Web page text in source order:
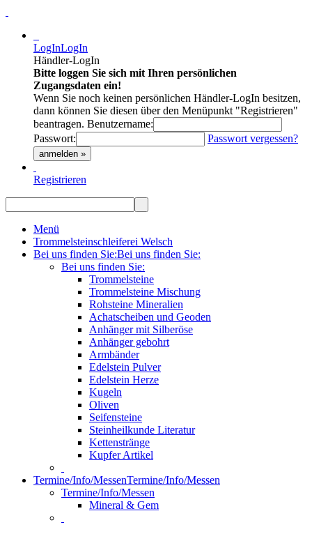
LogInLogIn
Händler-LogIn
Bitte loggen Sie sich mit Ihren persönlichen
Zugangsdaten ein!
Wenn Sie noch keinen persönlichen Händler-LogIn besitzen,
dann können Sie diesen über den Menüpunkt "Registrieren"
beantragen. Benutzername:
Passwort:
Passwort vergessen?
anmelden »
Registrieren
Menü
Trommelsteinschleiferei Welsch
Bei uns finden Sie:Bei uns finden Sie:
Bei uns finden Sie:
Trommelsteine
Trommelsteine Mischung
Rohsteine Mineralien
Achatscheiben und Geoden
Anhänger mit Silberöse
Anhänger gebohrt
Armbänder
Edelstein Pulver
Edelstein Herze
Kugeln
Oliven
Seifensteine
Steinheilkunde Literatur
Kettenstränge
Kupfer Artikel
Termine/Info/MessenTermine/Info/Messen
Termine/Info/Messen
Mineral & Gem